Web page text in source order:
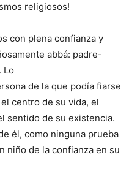
religiosos!
con plena confianza y
abbá: padre-
Lo
de la que podía fiarse
centro de su vida, el
sentido de su existencia.
él, como ninguna prueba
niño de la confianza en su